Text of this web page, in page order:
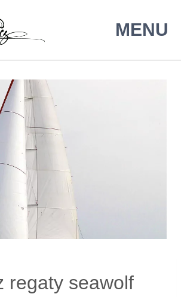
regaty seawolf